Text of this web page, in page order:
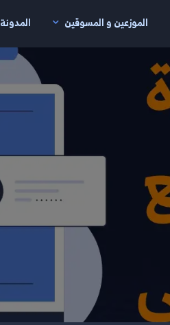
الموزعين و المسوقين المدونة